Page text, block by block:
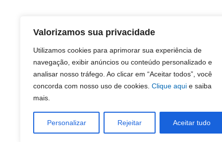
Valorizamos sua privacidade
Utilizamos cookies para aprimorar sua experiência de
navegação, exibir anúncios ou conteúdo personalizado e
analisar nosso tráfego. Ao clicar em “Aceitar todos”, você
concorda com nosso uso de cookies. Clique aqui e saiba
mais.
Personalizar Rejeitar Aceitar tudo